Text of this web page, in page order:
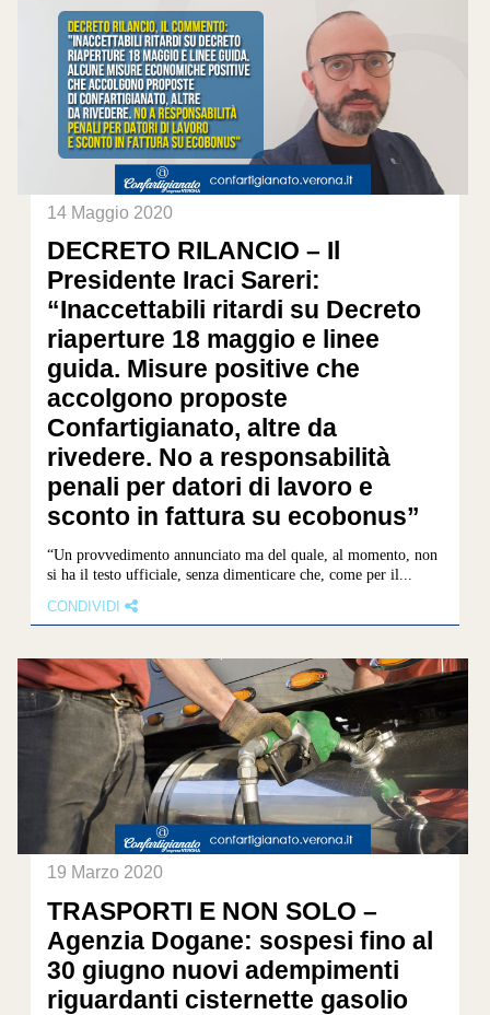
14 Maggio 2020
DECRETO RILANCIO – Il
Presidente Iraci Sareri:
“Inaccettabili ritardi su Decreto
riaperture 18 maggio e linee
guida. Misure positive che
accolgono proposte
Confartigianato, altre da
rivedere. No a responsabilità
penali per datori di lavoro e
sconto in fattura su ecobonus”
“Un provvedimento annunciato ma del quale, al momento, non
si ha il testo ufficiale, senza dimenticare che, come per il...
CONDIVIDI
19 Marzo 2020
TRASPORTI E NON SOLO –
Agenzia Dogane: sospesi fino al
30 giugno nuovi adempimenti
riguardanti cisternette gasolio